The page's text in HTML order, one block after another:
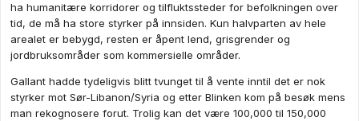
ha humanitære korridorer og tilfluktssteder for befolkningen over
tid, de må ha store styrker på innsiden. Kun halvparten av hele
arealet er bebygd, resten er åpent lend, grisgrender og
jordbruksområder som kommersielle områder.
Gallant hadde tydeligvis blitt tvunget til å vente inntil det er nok
styrker mot Sør-Libanon/Syria og etter Blinken kom på besøk mens
man rekognosere forut. Trolig kan det være 100,000 til 150,000